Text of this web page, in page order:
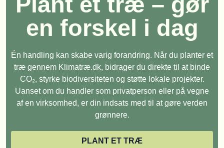
en forskel i dag
Én handling kan skabe varig forandring. Når du planter et
træ gennem Klimatræ.dk, bidrager du direkte til at binde
CO₂, styrke biodiversiteten og støtte lokale projekter.
Uanset om du handler som privatperson eller på vegne
af en virksomhed, er din indsats med til at gøre verden
grønnere.
PLANT ET TRÆ